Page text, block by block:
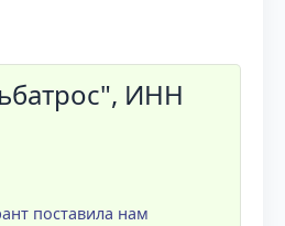
ИНН
поставила нам